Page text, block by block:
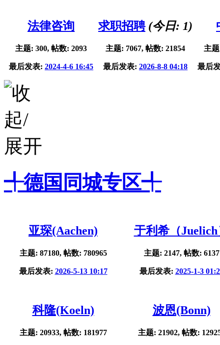
法律咨询
主题: 300, 帖数: 2093
最后发表: 2024-4-6 16:45
求职招聘(今日: 1)
主题: 7067, 帖数: 21854
最后发表: 2026-8-8 04:18
主
最后
╃德国同城专区╃
亚琛(Aachen)
主题: 87180, 帖数: 780965
最后发表: 2026-5-13 10:17
于利希（Juelich
主题: 2147, 帖数: 6137
最后发表: 2025-1-3
科隆(Koeln)
主题: 20933, 帖数: 181977
波恩(Bonn)
主题: 21902, 帖数: